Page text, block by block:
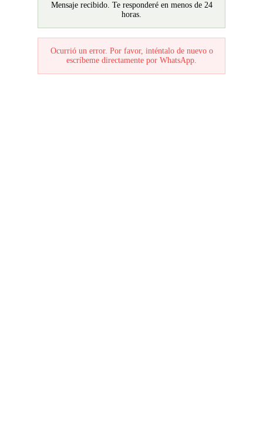
Mensaje recibido. Te responderé en menos de 24
horas.
Ocurrió un error. Por favor, inténtalo de nuevo o
escríbeme directamente por WhatsApp.